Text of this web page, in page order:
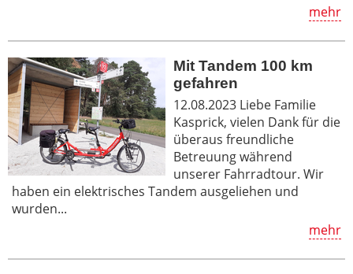
mehr
Mit Tandem 100 km
gefahren
12.08.2023 Liebe Familie
Kasprick, vielen Dank für die
überaus freundliche
Betreuung während
unserer Fahrradtour. Wir
haben ein elektrisches Tandem ausgeliehen und
wurden...
mehr